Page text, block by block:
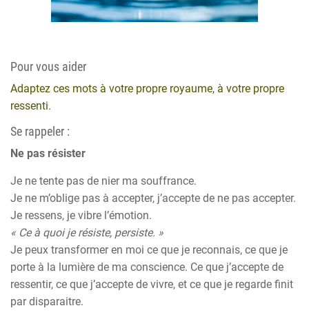
Pour vous aider
Adaptez ces mots à votre propre royaume, à votre propre
ressenti.
Se rappeler :
Ne pas résister
Je ne tente pas de nier ma souffrance.
Je ne m’oblige pas à accepter, j’accepte de ne pas accepter.
Je ressens, je vibre l’émotion.
« Ce à quoi je résiste, persiste. »
Je peux transformer en moi ce que je reconnais, ce que je
porte à la lumière de ma conscience. Ce que j’accepte de
ressentir, ce que j’accepte de vivre, et ce que je regarde finit
par disparaitre.